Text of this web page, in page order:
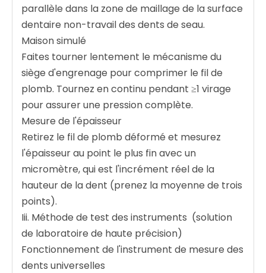
parallèle dans la zone de maillage de la surface
dentaire non-travail des dents de seau.
Maison simulé ‌
Faites tourner lentement le mécanisme du
siège d'engrenage pour comprimer le fil de
plomb. Tournez en continu pendant ≥1 virage
pour assurer une pression complète.
Mesure de l'épaisseur ‌
Retirez le fil de plomb déformé et mesurez
l'épaisseur au point le plus fin avec un
micromètre, qui est l'incrément réel de la
hauteur de la dent (prenez la moyenne de trois
points).
Iii. Méthode de test des instruments ‌ (solution
de laboratoire de haute précision)
Fonctionnement de l'instrument de mesure des
dents universelles ‌